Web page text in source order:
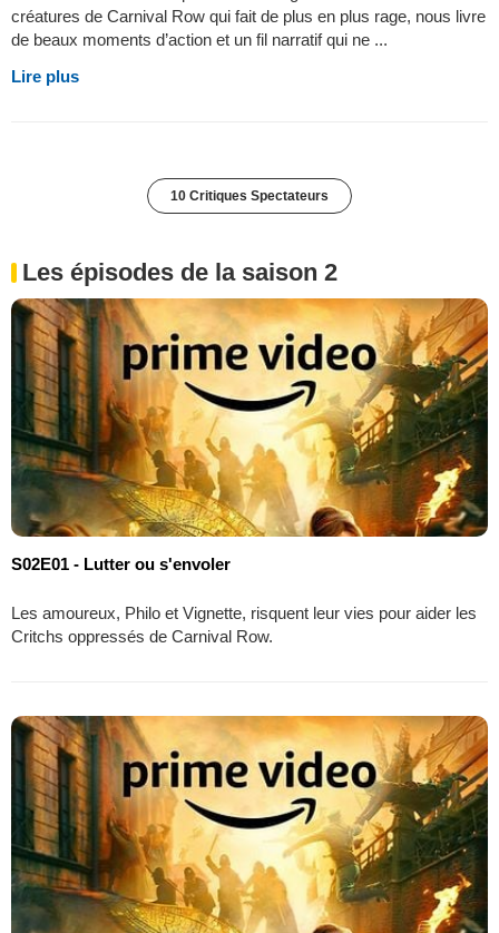
créatures de Carnival Row qui fait de plus en plus rage, nous livre
de beaux moments d’action et un fil narratif qui ne ...
Lire plus
10 Critiques Spectateurs
Les épisodes de la saison 2
S02E01 - Lutter ou s'envoler
Les amoureux, Philo et Vignette, risquent leur vies pour aider les
Critchs oppressés de Carnival Row.